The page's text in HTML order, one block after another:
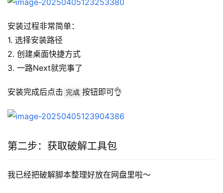
安装过程非常简单：
1. 选择安装路径
2. 创建桌面快捷方式
3. 一路Next就完事了
安装完成后点击 完成 按钮即可👌
第二步：获取破解工具包
我已经把破解脚本整理好放在网盘里啦～